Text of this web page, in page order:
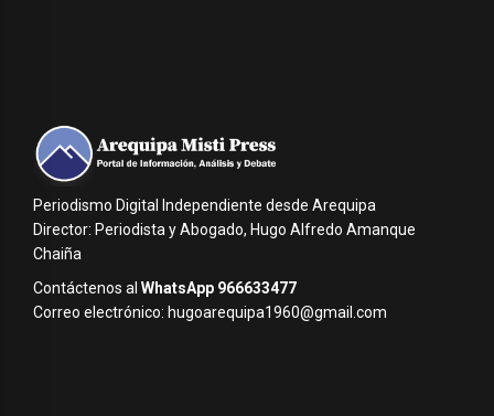
Periodismo Digital Independiente desde Arequipa
Director: Periodista y Abogado, Hugo Alfredo Amanque
Chaiña
Contáctenos al WhatsApp 966633477
Correo electrónico: hugoarequipa1960@gmail.com